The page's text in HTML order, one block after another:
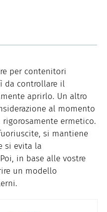
per contenitori
da controllare il
aprirlo. Un altro
al momento
rigorosamente ermetico.
si mantiene
si evita la
in base alle vostre
un modello